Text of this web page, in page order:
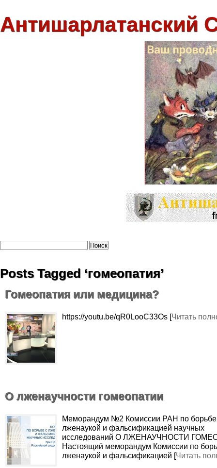
Антишарлатанский
Posts Tagged ‘гомеопатия’
Гомеопатия или медицина?
https://youtu.be/qR0LooC33Os [Читать
О лженаучности гомеопатии
Меморандум №2 Комиссии РАН по борьбе
лженаукой и фальсификацией научных
исследований О ЛЖЕНАУЧНОСТИ
Настоящий меморандум Комиссии по
лженаукой и фальсификацией [Читать